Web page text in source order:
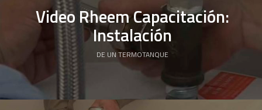
Video Rheem Capacitación:
Instalación
DE UN TERMOTANQUE